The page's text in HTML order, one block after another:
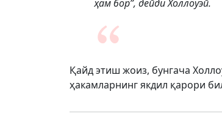
ҳам бор”, дейди Холлоуэй.
Қайд этиш жоиз, бунгача
ҳакамларнинг якдил қарори